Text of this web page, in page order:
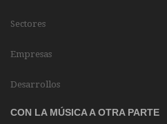
Sectores
Empresas
Desarrollos
CON LA MÚSICA A OTRA PARTE